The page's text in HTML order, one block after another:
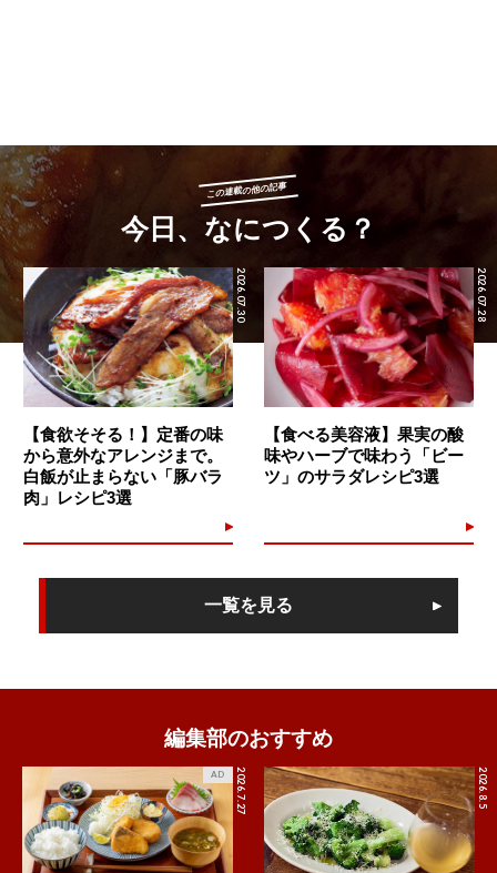
この連載の他の記事
今日、なにつくる？
2026.07.30
【食欲そそる！】定番の味
から意外なアレンジまで。
白飯が止まらない「豚バラ
肉」レシピ3選
2026.07.28
【食べる美容液】果実の酸
味やハーブで味わう「ビー
ツ」のサラダレシピ3選
一覧を見る
編集部のおすすめ
2026.7.27
AD 2026.8.5